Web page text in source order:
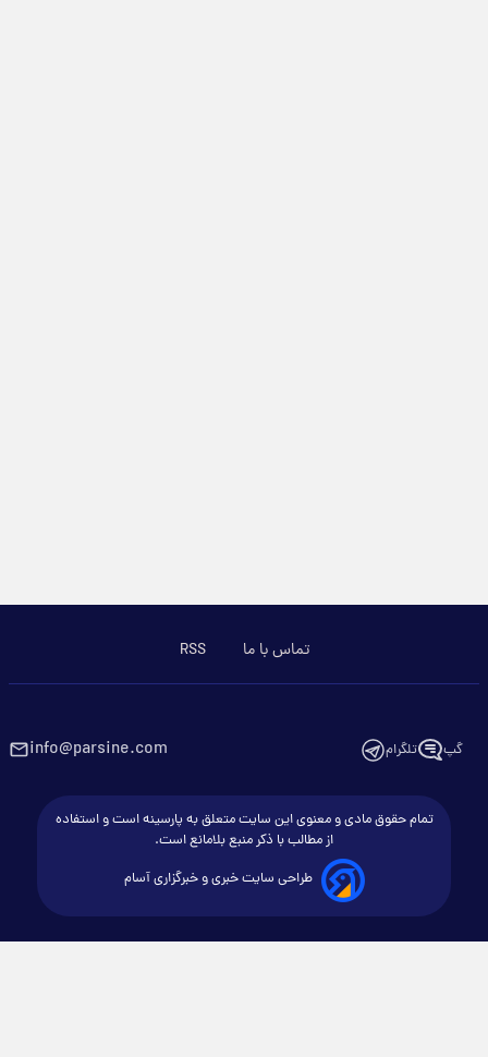
تماس با ما RSS
گپ تلگرام info@parsine.com
تمام حقوق مادی و معنوی این سایت متعلق به پارسینه است و استفاده
از مطالب با ذکر منبع بلامانع است.
طراحی سایت خبری و خبرگزاری آسام